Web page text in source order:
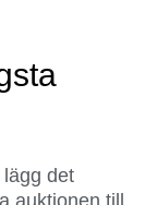
det
auktionen till